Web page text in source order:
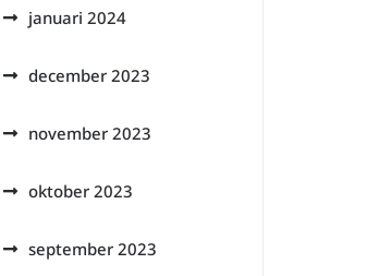
januari 2024
december 2023
november 2023
oktober 2023
september 2023